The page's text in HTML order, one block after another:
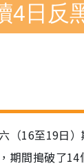
4日反
（16至19日
期間搗破了